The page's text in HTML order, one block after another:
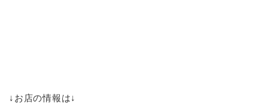
↓お店の情報は↓